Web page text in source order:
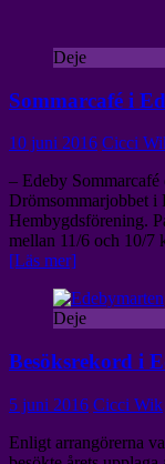
Deje
Sommarcafé i
10 juni 2016 Cicci
– Edeby
Drömsommarjobbet i
Hembygdsförening.
mellan 11/6 och 10/7
[Läs mer]
Deje
Besöksrekord i
5 juni 2016 Cicci Wik
Enligt arrangörerna